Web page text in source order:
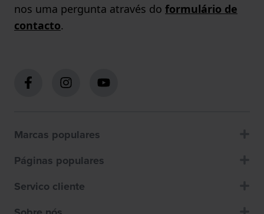
nos uma pergunta através do formulário de
contacto.
Marcas populares
Páginas populares
Servico cliente